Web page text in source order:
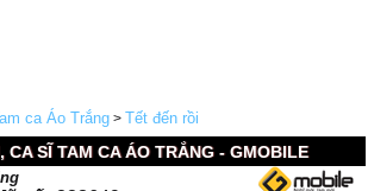
ca Áo Trắng > Tết đến rồi
CA SĨ TAM CA ÁO TRẮNG - GMOBILE